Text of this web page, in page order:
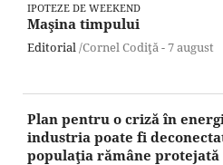
IPOTEZE DE WEEKEND
Maşina timpului
Editorial/Cornel Codiţă -7 august
Plan pentru o criză în
industria poate fi
populaţia rămâne protejată